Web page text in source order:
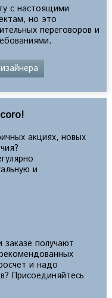
с настоящими
но это
переговоров и
акциях, новых
и
заказе получают
и надо
Присоединяйтесь